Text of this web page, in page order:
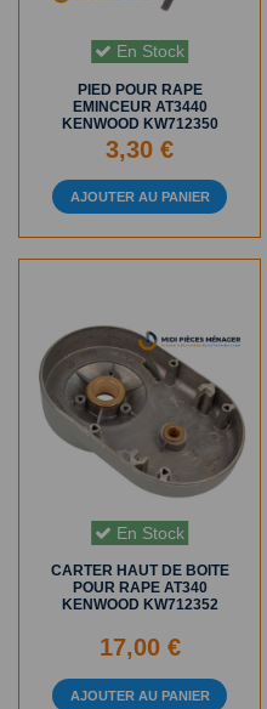
En Stock
PIED POUR RAPE
EMINCEUR AT3440
KENWOOD KW712350
3,30 €
AJOUTER AU PANIER
En Stock
CARTER HAUT DE BOITE
POUR RAPE AT340
KENWOOD KW712352
17,00 €
AJOUTER AU PANIER